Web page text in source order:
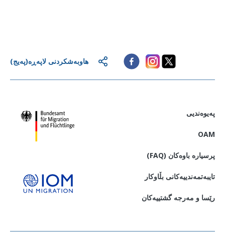
هاوبەشکردنی لاپەڕە(پەیج)
پەیوەندیی
OAM
پرسیاره باوەکان (FAQ)
تایبەتمەندییەکانی بڵاوکار
رێسا و مەرجە گشتییەکان